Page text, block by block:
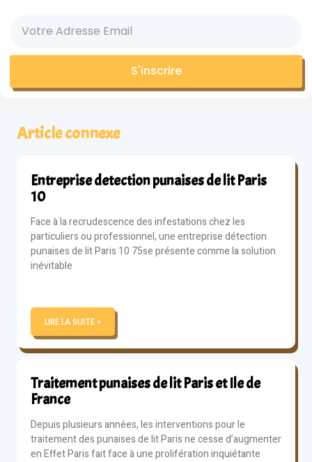
S'inscrire
Article connexe
Entreprise detection punaises de lit Paris
10
Face à la recrudescence des infestations chez les
particuliers ou professionnel, une entreprise détection
punaises de lit Paris 10 75se présente comme la solution
inévitable
LIRE LA SUITE »
Traitement punaises de lit Paris et Ile de
France
Depuis plusieurs années, les interventions pour le
traitement des punaises de lit Paris ne cesse d’augmenter
en Effet Paris fait face à une prolifération inquiétante